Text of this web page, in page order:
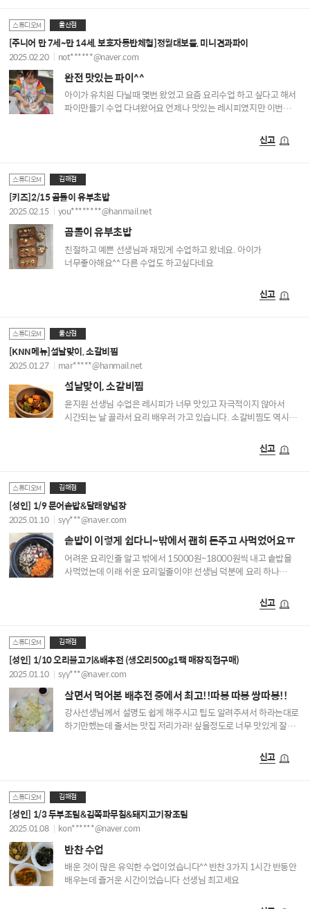
스튜디오M 울산점
[주니어 만 7세~만 14세, 보호자동반체험]정월대보름, 미니견과파이
2025.02.20 not******@naver.com
완전 맛있는 파이^^
아이가 유치원 다닐때 몇번 왔었고 요즘 요리수업 하고 싶다고 해서
파이만들기 수업 다녀왔어요 언제나 맛있는 레시피였지만 이번
신고
스튜디오M 김해점
[키즈]2/15 곰돌이 유부초밥
2025.02.15 you********@hanmail.net
곰돌이 유부초밥
친절하고 예쁜 선생님과 재밌게 수업하고 왔네요. 아이가
너무좋아해요^^ 다른 수업도 하고싶다네요
신고
스튜디오M 울산점
[KNN메뉴]설날맞이, 소갈비찜
2025.01.27 mar*****@hanmail.net
설날맞이, 소갈비찜
윤지원 선생님 수업은 레시피가 너무 맛있고 자극적이지 않아서
시간되는 날 골라서 요리 배우러 가고 있습니다. 소갈비찜도 역시
먹을 수 있게 되어 너무 좋아요. 늘 맛있는 요리 알려주셔서신고
스튜디오M 김해점
[성인] 1/9 문어솥밥&달래양념장
2025.01.10 syy***@naver.com
솥밥이 이렇게 쉽다니~밖에서 괜히 돈주고 사먹었어요ㅠ
어려운 요리인줄 알고 밖에서 15000원~18000원씩 내고 솥밥을
사먹었는데 이래 쉬운 요리일줄이야! 선생님 덕분에 요리 하나
붙었어요! 하라는대로 하기만했는데 제 손에서 요리명가 손맛이
나네요?!ㅎㅎ 배우러 가면서 하루 하루 재미를 느끼고갑니다^^ 오래
먹고 장도보고 요리교실 흥해랏!
신고
스튜디오M 김해점
[성인] 1/10 오리불고기&배추전 (생오리500g1팩 매장직접구매)
2025.01.10 syy***@naver.com
살면서 먹어본 배추전 중에서 최고!!따봉 따봉 쌍따봉!!
강사선생님께서 설명도 쉽게 해주시고 팁도 알려주셔서 하라는대로
하기만했는데 줄서는 맛집 저리가라! 싶을정도로 너무 맛있게 잘
한번 가기 시작하면 계속 찾아가게되네요~ 오늘 영하 12도를 뚫고
만삭 임산부인 제가 일주일에 3번이나 가고있어요ㅎㅎ 가면서
없으면 어쩌나 벌써 걱정되요ㅠ
신고
스튜디오M 김해점
[성인] 1/3 두부조림&김쪽파무침&돼지고기장조림
2025.01.08 kon******@naver.com
반찬 수업
배운 것이 많은 유익한 수업이었습니다^^ 반찬 3가지 1시간 반동안
배우는데 즐거운 시간이었습니다 선생님 최고세요